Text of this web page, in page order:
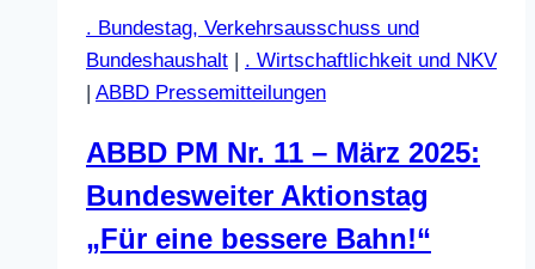
. Bundestag, Verkehrsausschuss und
Bundeshaushalt | . Wirtschaftlichkeit und NKV
| ABBD Pressemitteilungen
ABBD PM Nr. 11 – März 2025:
Bundesweiter Aktionstag
„Für eine bessere Bahn!“